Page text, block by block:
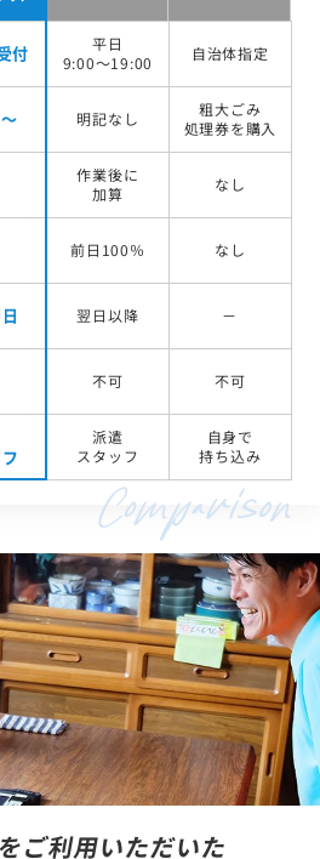
付
平日
9:00～19:00
自治体指定
明記なし
粗大ごみ
処理券を購入
作業後に
加算
なし
前日100％ なし
翌日以降 －
不可 不可
派遣
スタッフ
自身で
持ち込み
ご利用いただいた